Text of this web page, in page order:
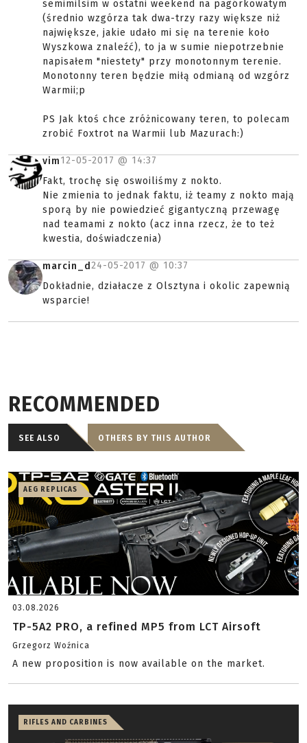
semimilsim w ostatni weekend na pagórkowatym
(średnio wzgórza tak dwa-trzy razy większe niż
największe, jakie udało mi się na terenie koło
Wyszkowa znaleźć), to ja w sumie niepotrzebnie
napisałem "niestety" przy monotonnym terenie.
Monotonny teren będzie miłą odmianą od wzgórz
Warmii;p
PS Jak ktoś chce zróżnicowany teren, to polecam
zrobić Foxtrot na Warmii lub Mazurach:)
vim12-05-2017 @ 14:37
Fakt, trochę się oswoiliśmy z nokto.
Nie zmienia to jednak faktu, iż teamy z nokto mają
sporą by nie powiedzieć gigantyczną przewagę
nad teamami z nokto (acz inna rzecz, że to też
kwestia, doświadczenia)
marcin_d24-05-2017 @ 10:37
Dokładnie, działacze z Olsztyna i okolic zapewnią
wsparcie!
RECOMMENDED
SEE ALSO OTHERS BY THIS AUTHOR
AEG REPLICAS
03.08.2026
TP-5A2 PRO, a refined MP5 from LCT Airsoft
Grzegorz Woźnica
A new proposition is now available on the market.
RIFLES AND CARBINES